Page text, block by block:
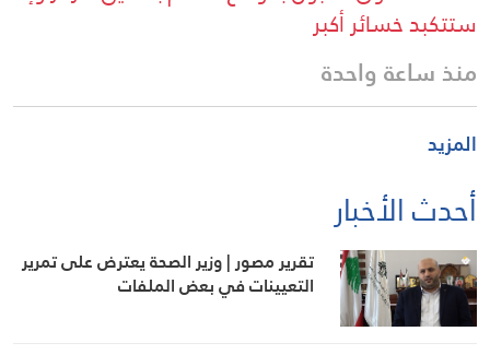
ستتكبد خسائر أكبر
منذ ساعة واحدة
المزيد
أحدث الأخبار
تقرير مصور | وزير الصحة يعترض على تمرير
التعيينات في بعض الملفات